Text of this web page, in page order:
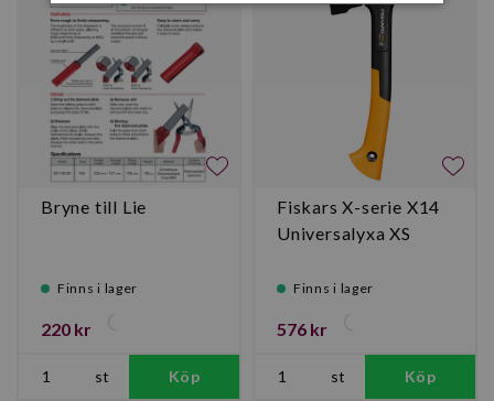
Bryne till Lie
Finns i lager
220 kr
st Köp
Fiskars X-serie X14
Universalyxa XS
Finns i lager
576 kr
st Köp